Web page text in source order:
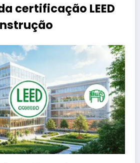
certificação LEED